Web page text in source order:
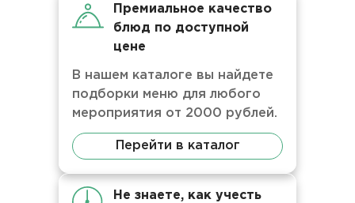
Премиальное качество
блюд по доступной
цене
В нашем каталоге вы найдете
подборки меню для любого
мероприятия от 2000 рублей.
Перейти в каталог
Не знаете, как учесть